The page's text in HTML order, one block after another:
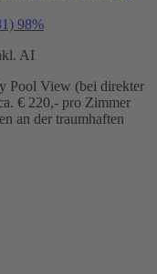
98%
AI
Pool View (bei direkter
€ 220,- pro Zimmer
an der traumhaften